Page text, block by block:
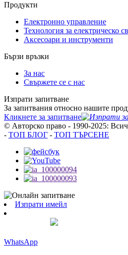
Продукти
Електронно управление
Технология за електрическо
Аксесоари и инструменти
Бързи връзки
За нас
Свържете се с нас
Изпрати запитване
За запитвания относно нашите
Кликнете за запитване
© Авторско право - 1990-2025:
- ТОП БЛОГ - ТОП ТЪРСЕНЕ
Изпрати имейл
WhatsApp